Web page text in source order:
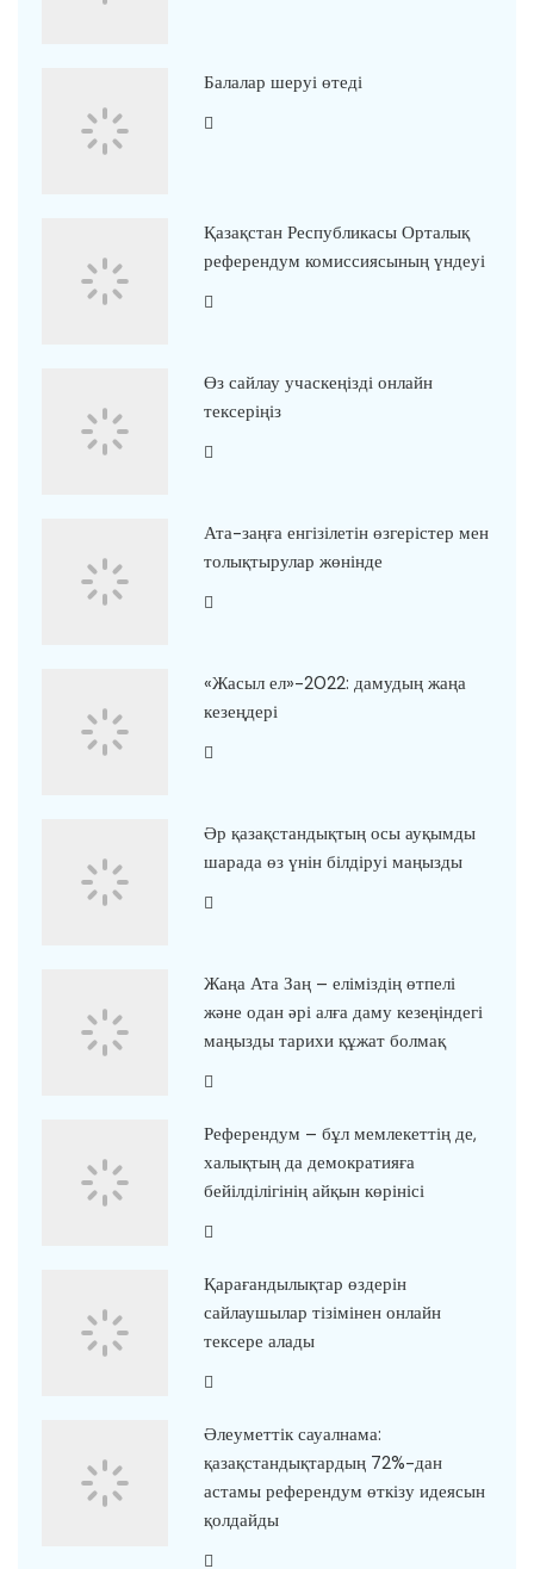
Балалар шеруі өтеді
Қазақстан Республикасы Орталық
референдум комиссиясының үндеуі
Өз сайлау учаскеңізді онлайн
тексеріңіз
Ата-заңға енгізілетін өзгерістер мен
толықтырулар жөнінде
«Жасыл ел»-2022: дамудың жаңа
кезеңдері
Әр қазақстандықтың осы ауқымды
шарада өз үнін білдіруі маңызды
Жаңа Ата Заң – еліміздің өтпелі
және одан әрі алға даму кезеңіндегі
маңызды тарихи құжат болмақ
Референдум – бұл мемлекеттің де,
халықтың да демократияға
бейілділігінің айқын көрінісі
Қарағандылықтар өздерін
сайлаушылар тізімінен онлайн
тексере алады
Әлеуметтік сауалнама:
қазақстандықтардың 72%-дан
астамы референдум өткізу идеясын
қолдайды